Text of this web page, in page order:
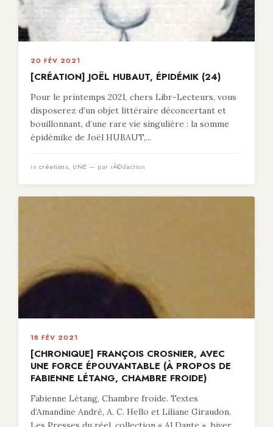
20 FÉV 2021
[CRÉATION] JOËL HUBAUT, ÉPIDÉMIK (24)
Pour le printemps 2021, chers Libr-Lecteurs, vous
disposerez d’un objet littéraire déconcertant et
bouillonnant, d’une rare vie singulière : la somme
épidémike de Joël HUBAUT,...
in créations, UNE — par rÃ©daction
18 FÉV 2021
[CHRONIQUE] FRANÇOIS CROSNIER, AVEC
UNE FORCE ÉPOUVANTABLE (À PROPOS DE
FABIENNE LÉTANG, CHAMBRE FROIDE)
Fabienne Létang, Chambre froide. Textes
d’Amandine André, A. C. Hello et Liliane Giraudon.